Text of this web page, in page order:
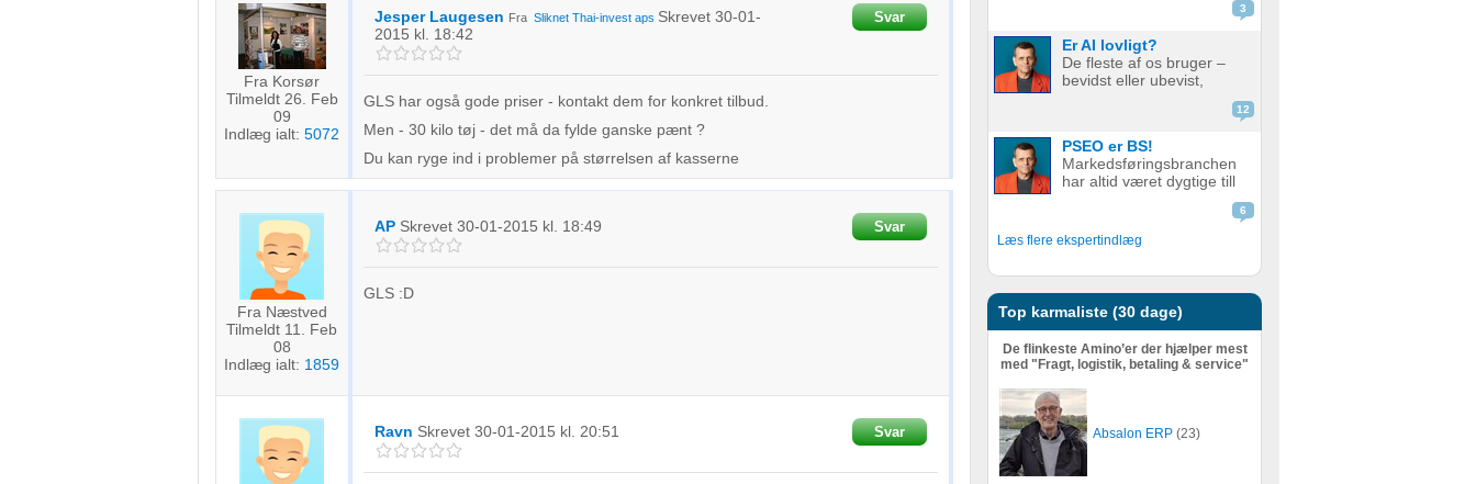
Fra Korsør
Tilmeldt 26. Feb
09
Indlæg ialt: 5072
Jesper Laugesen Fra Sliknet Thai-invest aps Skrevet 30-01-
2015 kl. 18:42
Svar
GLS har også gode priser - kontakt dem for konkret tilbud.
Men - 30 kilo tøj - det må da fylde ganske pænt ?
Du kan ryge ind i problemer på størrelsen af kasserne
Fra Næstved
Tilmeldt 11. Feb
08
Indlæg ialt: 1859
AP Skrevet 30-01-2015 kl. 18:49 Svar
GLS :D
Ravn Skrevet 30-01-2015 kl. 20:51 Svar
faktisk god grund til det.
Alt for mange glemmer at
forberede deres website
3
Er AI lovligt?
De fleste af os bruger –
bevidst eller ubevist,
eller delvist bygger på AI.
stille spørgsmål ved, om
det er lovligt. AI er en
meget bred betegnelse
12
PSEO er BS!
Markedsføringsbranchen
har altid været dygtige till
at pakke gammel fisk ind i
Nogle gange lidt for
dygtige. Giv en støvet,
meget kr...
6
Læs flere ekspertindlæg
Top karmaliste (30 dage)
De flinkeste Amino’er der hjælper mest
med "Fragt, logistik, betaling & service"
Absalon ERP (23)